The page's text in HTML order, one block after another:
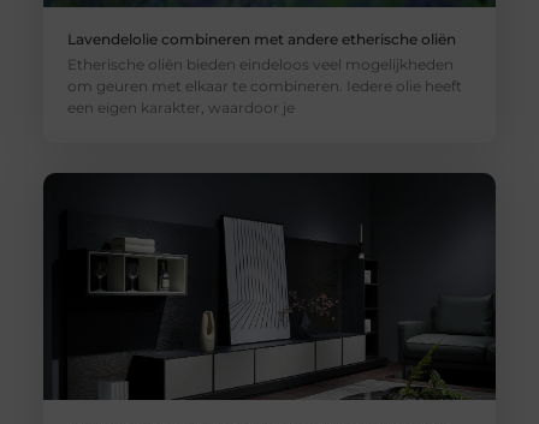
Lavendelolie combineren met andere etherische oliën
Etherische oliën bieden eindeloos veel mogelijkheden
om geuren met elkaar te combineren. Iedere olie heeft
een eigen karakter, waardoor je